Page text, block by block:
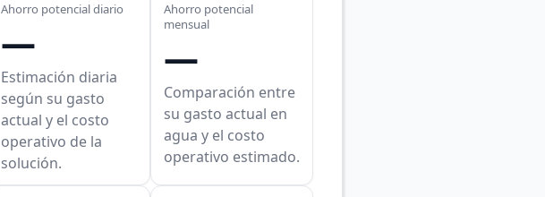
Ahorro potencial diario
—
Estimación diaria
según su gasto
actual y el costo
operativo de la
solución.
Ahorro potencial
mensual
—
Comparación entre
su gasto actual en
agua y el costo
operativo estimado.